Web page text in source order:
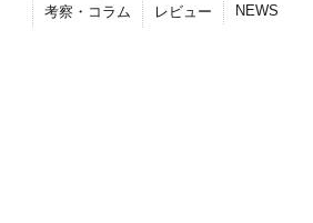
考察・コラム
レビュー NEWS